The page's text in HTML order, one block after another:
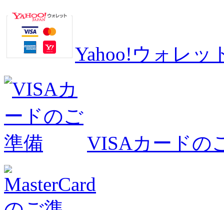
Yahoo!ウォレッ
VISAカードの